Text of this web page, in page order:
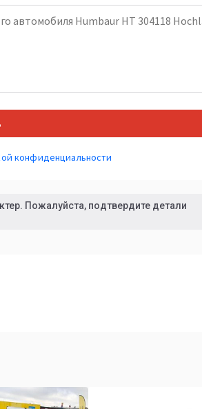
конфиденциальности
Пожалуйста, подтвердите детали